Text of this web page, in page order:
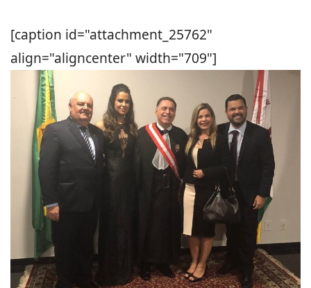
[caption id="attachment_25762"
align="aligncenter" width="709"]